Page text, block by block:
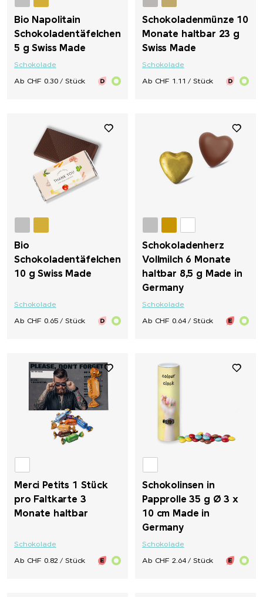
Bio Napolitain
Schokoladentäfelchen
5 g Swiss Made
Schokolade
Ab CHF 0.30 / Stück
Schokoladenmünze 10
Monate haltbar 23 g
Swiss Made
Schokolade
Ab CHF 1.11 / Stück
Bio
Schokoladentäfelchen
10 g Swiss Made
Schokolade
Ab CHF 0.65 / Stück
Schokoladenherz
Vollmilch 6 Monate
haltbar 8,5 g Made in
Germany
Schokolade
Ab CHF 0.64 / Stück
Merci Petits 1 Stück
pro Faltkarte 3
Monate haltbar
Schokolade
Ab CHF 0.82 / Stück
Schokolinsen in
Papprolle 35 g Ø 3 x
10 cm Made in
Germany
Schokolade
Ab CHF 2.64 / Stück